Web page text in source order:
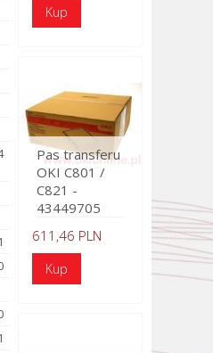
Pas transferu
OKI C801 /
C821 -
43449705
611,46 PLN